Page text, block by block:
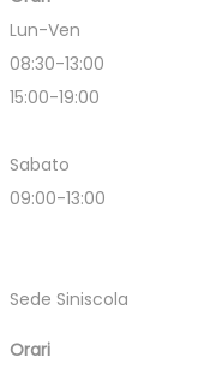
Lun-Ven
08:30-13:00
15:00-19:00
Sabato
09:00-13:00
Sede Siniscola
Orari